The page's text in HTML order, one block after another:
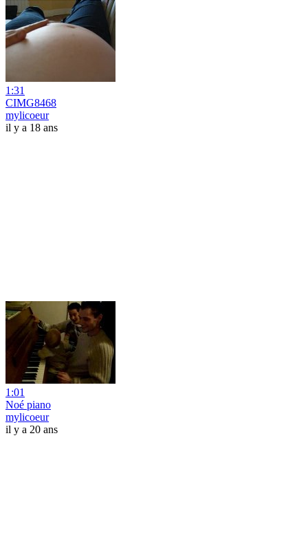
1:31
CIMG8468
mylicoeur
il y a 18 ans
1:01
Noé piano
mylicoeur
il y a 20 ans